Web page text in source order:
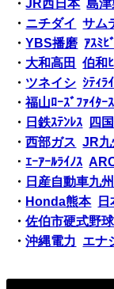
・JR西日本 島
・ ニチダイ サム
・YBS播磨 ｱｽﾐﾋ
・ 大和高田 伯和
・ ツネイシ ｼﾃｨﾗ
・福山ﾛｰｽﾞﾌｧｲﾀｰ
・ 日鉄ｽﾃﾝﾚｽ 四
・西部ガス JR九
・ｴｰｱｰﾙﾗｲﾉｽ
・ 日産自動車九州
・ Honda熊本
・佐伯市硬式野
・沖縄電力 エナ